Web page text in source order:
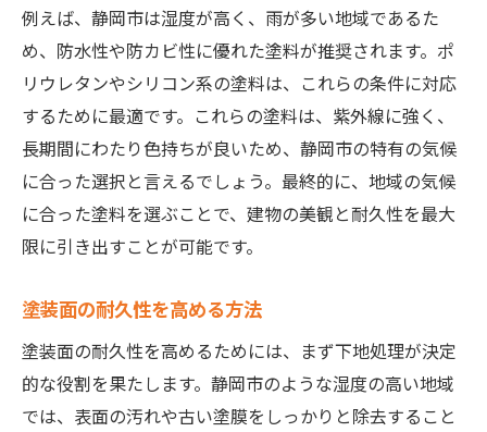
例えば、静岡市は湿度が高く、雨が多い地域であるた
め、防水性や防カビ性に優れた塗料が推奨されます。ポ
リウレタンやシリコン系の塗料は、これらの条件に対応
するために最適です。これらの塗料は、紫外線に強く、
長期間にわたり色持ちが良いため、静岡市の特有の気候
に合った選択と言えるでしょう。最終的に、地域の気候
に合った塗料を選ぶことで、建物の美観と耐久性を最大
限に引き出すことが可能です。
塗装面の耐久性を高める方法
塗装面の耐久性を高めるためには、まず下地処理が決定
的な役割を果たします。静岡市のような湿度の高い地域
では、表面の汚れや古い塗膜をしっかりと除去すること